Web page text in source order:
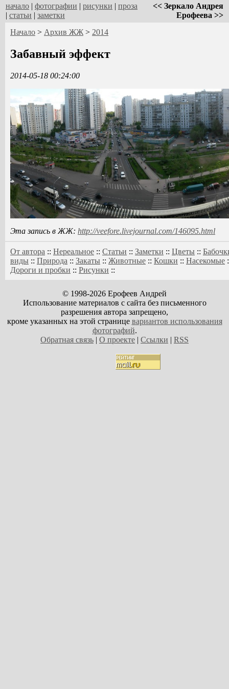
начало | фотографии | рисунки | проза
| статьи | заметки
<< Зеркало Андрея
Ерофеева >>
Начало > Архив ЖЖ > 2014
Забавный эффект
2014-05-18 00:24:00
Эта запись в ЖЖ: http://veefore.livejournal.com/146095.html
От автора :: Нереальное :: Статьи :: Заметки :: Цветы ::
виды :: Природа :: Закаты :: Животные :: Кошки :: Насекомые
Дороги и пробки :: Рисунки ::
© 1998-2026 Ерофеев Андрей
Использование материалов с сайта без письменного
разрешения автора запрещено,
кроме указанных на этой странице вариантов использования
фотографий.
Обратная связь | О проекте | Ссылки | RSS